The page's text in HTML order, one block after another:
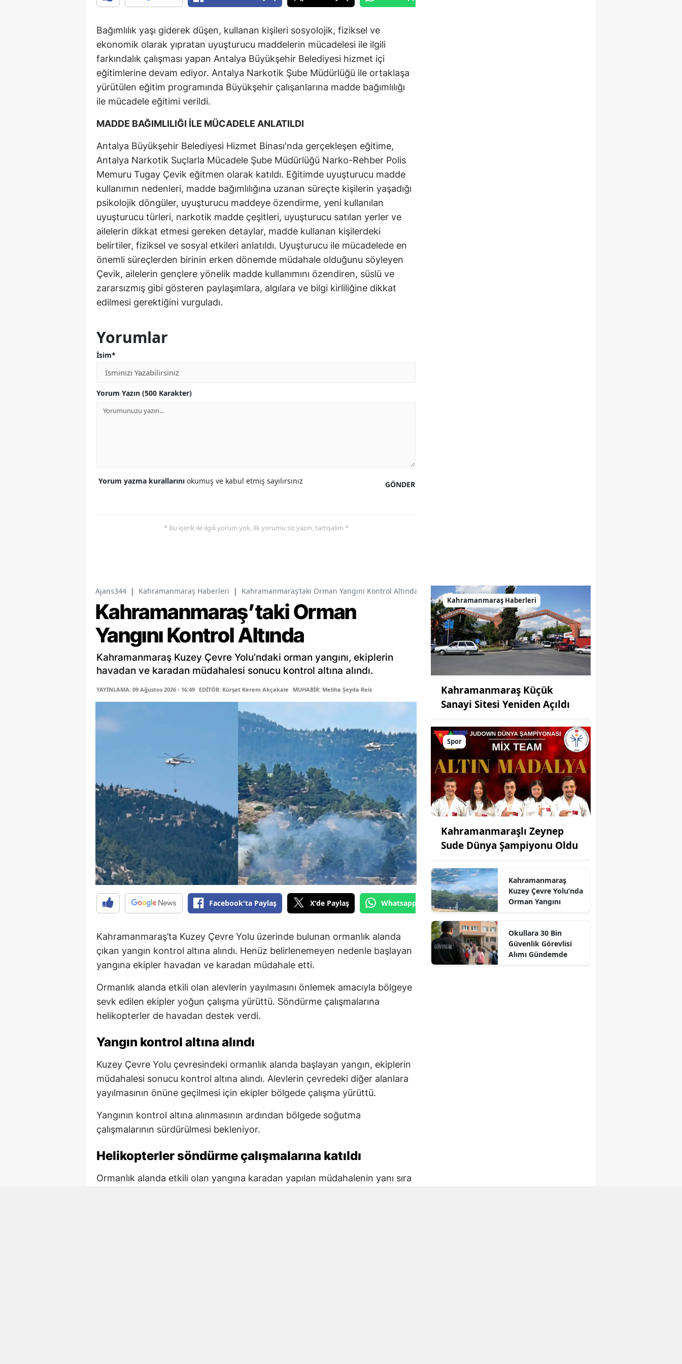
Bağımlılık yaşı giderek düşen, kullanan kişileri sosyolojik, fiziksel ve
ekonomik olarak yıpratan uyuşturucu maddelerin mücadelesi ile ilgili
farkındalık çalışması yapan Antalya Büyükşehir Belediyesi hizmet içi
eğitimlerine devam ediyor. Antalya Narkotik Şube Müdürlüğü ile ortaklaşa
yürütülen eğitim programında Büyükşehir çalışanlarına madde bağımlılığı
ile mücadele eğitimi verildi.
MADDE BAĞIMLILIĞI İLE MÜCADELE ANLATILDI
Antalya Büyükşehir Belediyesi Hizmet Binası'nda gerçekleşen eğitime,
Antalya Narkotik Suçlarla Mücadele Şube Müdürlüğü Narko-Rehber Polis
Memuru Tugay Çevik eğitmen olarak katıldı. Eğitimde uyuşturucu madde
kullanımın nedenleri, madde bağımlılığına uzanan süreçte kişilerin yaşadığı
psikolojik döngüler, uyuşturucu maddeye özendirme, yeni kullanılan
uyuşturucu türleri, narkotik madde çeşitleri, uyuşturucu satılan yerler ve
ailelerin dikkat etmesi gereken detaylar, madde kullanan kişilerdeki
belirtiler, fiziksel ve sosyal etkileri anlatıldı. Uyuşturucu ile mücadelede en
önemli süreçlerden birinin erken dönemde müdahale olduğunu söyleyen
Çevik, ailelerin gençlere yönelik madde kullanımını özendiren, süslü ve
zararsızmış gibi gösteren paylaşımlara, algılara ve bilgi kirliliğine dikkat
edilmesi gerektiğini vurguladı.
Yorumlar
İsim*
Yorum Yazın (500 Karakter)
GÖNDER
Yorum yazma kurallarını okumuş ve kabul etmiş sayılırsınız
* Bu içerik ile ilgili yorum yok, ilk yorumu siz yazın, tartışalım *
Ajans344 | Kahramanmaraş Haberleri | Kahramanmaraş’taki Orman Yangını Kontrol Altında
Kahramanmaraş’taki Orman
Yangını Kontrol Altında
Kahramanmaraş Kuzey Çevre Yolu’ndaki orman yangını, ekiplerin
havadan ve karadan müdahalesi sonucu kontrol altına alındı.
YAYINLAMA: 09 Ağustos 2026 - 16:49 EDİTÖR: Kürşat Kerem Akçakale MUHABİR: Meliha Şeyda Reis
Facebook'ta Paylaş X'de Paylaş Whatsapp'tan Gönder
Kahramanmaraş’ta Kuzey Çevre Yolu üzerinde bulunan ormanlık alanda
çıkan yangın kontrol altına alındı. Henüz belirlenemeyen nedenle başlayan
yangına ekipler havadan ve karadan müdahale etti.
Ormanlık alanda etkili olan alevlerin yayılmasını önlemek amacıyla bölgeye
sevk edilen ekipler yoğun çalışma yürüttü. Söndürme çalışmalarına
helikopterler de havadan destek verdi.
Yangın kontrol altına alındı
Kuzey Çevre Yolu çevresindeki ormanlık alanda başlayan yangın, ekiplerin
müdahalesi sonucu kontrol altına alındı. Alevlerin çevredeki diğer alanlara
yayılmasının önüne geçilmesi için ekipler bölgede çalışma yürüttü.
Yangının kontrol altına alınmasının ardından bölgede soğutma
çalışmalarının sürdürülmesi bekleniyor.
Helikopterler söndürme çalışmalarına katıldı
Ormanlık alanda etkili olan yangına karadan yapılan müdahalenin yanı sıra
Kahramanmaraş Haberleri
Kahramanmaraş Küçük
Sanayi Sitesi Yeniden Açıldı
Spor
Kahramanmaraşlı Zeynep
Sude Dünya Şampiyonu Oldu
Kahramanmaraş
Kuzey Çevre Yolu’nda
Orman Yangını
Okullara 30 Bin
Güvenlik Görevlisi
Alımı Gündemde